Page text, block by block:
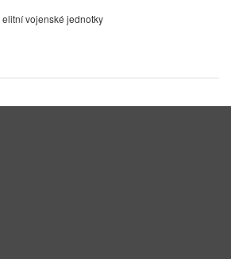
vojenské jednotky